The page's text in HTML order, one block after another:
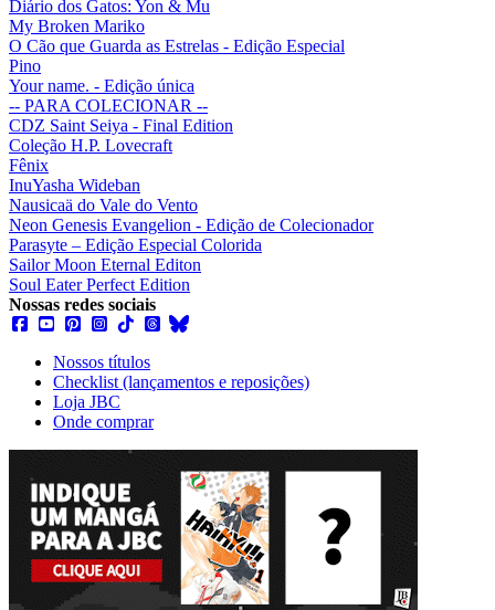
Diário dos Gatos: Yon & Mu
My Broken Mariko
O Cão que Guarda as Estrelas - Edição Especial
Pino
Your name. - Edição única
-- PARA COLECIONAR --
CDZ Saint Seiya - Final Edition
Coleção H.P. Lovecraft
Fênix
InuYasha Wideban
Nausicaä do Vale do Vento
Neon Genesis Evangelion - Edição de Colecionador
Parasyte – Edição Especial Colorida
Sailor Moon Eternal Editon
Soul Eater Perfect Edition
Nossas redes sociais
Nossos títulos
Checklist (lançamentos e reposições)
Loja JBC
Onde comprar